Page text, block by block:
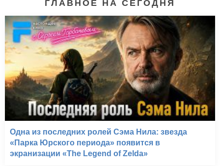
ГЛАВНОЕ НА СЕГОДНЯ
Одна из последних ролей Сэма Нила: звезда
«Парка Юрского периода» появится в
экранизации «The Legend of Zelda»